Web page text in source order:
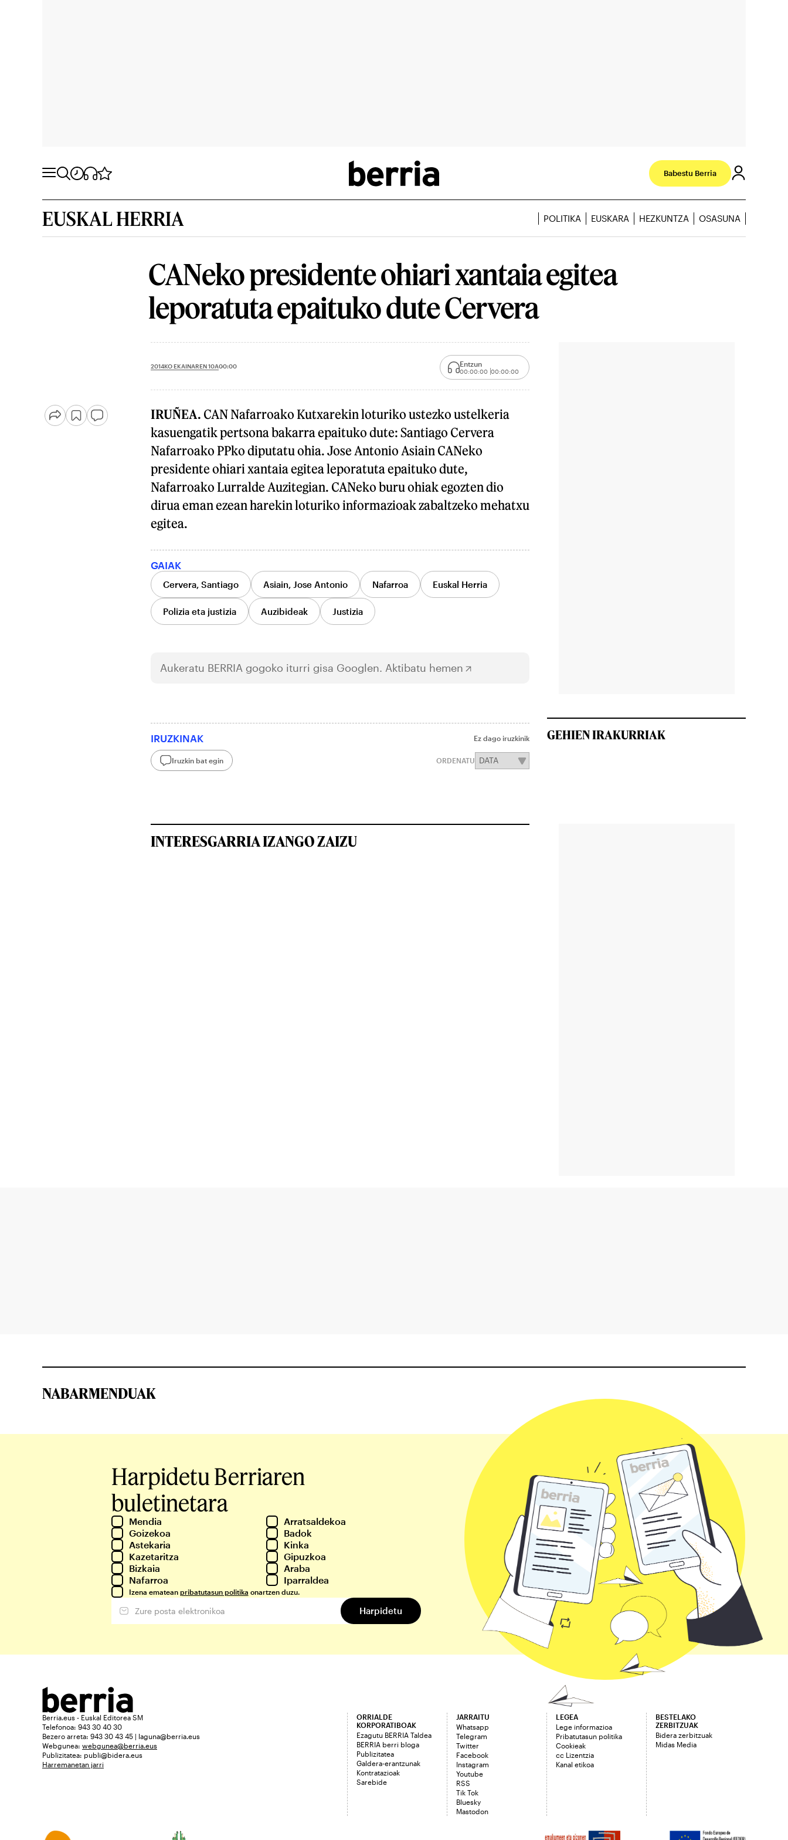
Babestu Berria
EUSKAL HERRIA POLITIKA EUSKARA HEZKUNTZA OSASUNA
CANeko presidente ohiari xantaia egitea
leporatuta epaituko dute Cervera
2014KO EKAINAREN 10A00:00 Entzun
00:00:00 00:00:00
IRUÑEA. CAN Nafarroako Kutxarekin loturiko ustezko ustelkeria
kasuengatik pertsona bakarra epaituko dute: Santiago Cervera
Nafarroako PPko diputatu ohia. Jose Antonio Asiain CANeko
presidente ohiari xantaia egitea leporatuta epaituko dute,
Nafarroako Lurralde Auzitegian. CANeko buru ohiak egozten dio
dirua eman ezean harekin loturiko informazioak zabaltzeko mehatxu
egitea.
GAIAK
Cervera, Santiago Asiain, Jose Antonio Nafarroa Euskal Herria
Polizia eta justizia Auzibideak Justizia
Aukeratu BERRIA gogoko iturri gisa Googlen. Aktibatu hemen
IRUZKINAK Ez dago iruzkinik
Iruzkin bat egin ORDENATU
GEHIEN IRAKURRIAK
INTERESGARRIA IZANGO ZAIZU
NABARMENDUAK
Harpidetu Berriaren
buletinetara
Mendia
Arratsaldekoa
Goizekoa
Badok
Astekaria
Kinka
Kazetaritza
Gipuzkoa
Bizkaia
Araba
Nafarroa
Iparraldea
Izena ematean pribatutasun politika onartzen duzu.
Berria.eus - Euskal Editorea SM
Telefonoa: 943 30 40 30
Bezero arreta: 943 30 43 45 | laguna@berria.eus
Webgunea: webgunea@berria.eus
Publizitatea: publi@bidera.eus
Harremanetan jarri
ORRIALDE
KORPORATIBOAK
Ezagutu BERRIA Taldea
BERRIA berri bloga
Publizitatea
Galdera-erantzunak
Kontratazioak
Sarebide
JARRAITU
Whatsapp
Telegram
Twitter
Facebook
Instagram
Youtube
RSS
Tik Tok
Bluesky
Mastodon
LEGEA
Lege informazioa
Pribatutasun politika
Cookieak
cc Lizentzia
Kanal etikoa
BESTELAKO
ZERBITZUAK
Bidera zerbitzuak
Midas Media